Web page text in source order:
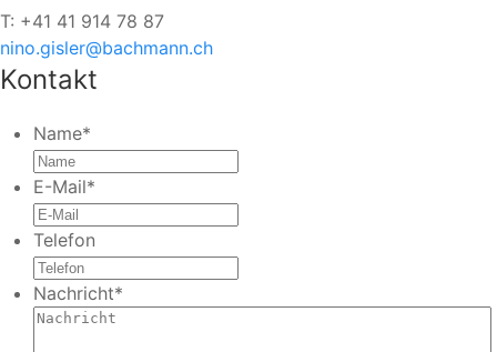
T: +41 41 914 78 87
nino.gisler@bachmann.ch
Kontakt
Name*
E-Mail*
Telefon
Nachricht*